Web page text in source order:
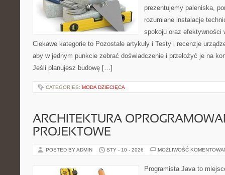
prezentujemy paleniska,
rozumiane instalacje
spokoju oraz efektywności
Ciekawe kategorie to Pozostałe artykuły i Testy i recenzje
aby w jednym punkcie zebrać doświadczenie i przełożyć je na
Jeśli planujesz budowę […]
CATEGORIES: MODA DZIECIĘCA
ARCHITEKTURA
PROJEKTOWE
POSTED BY ADMIN STY - 10 - 2026 MOŻLIWOŚĆ
Programista Java to